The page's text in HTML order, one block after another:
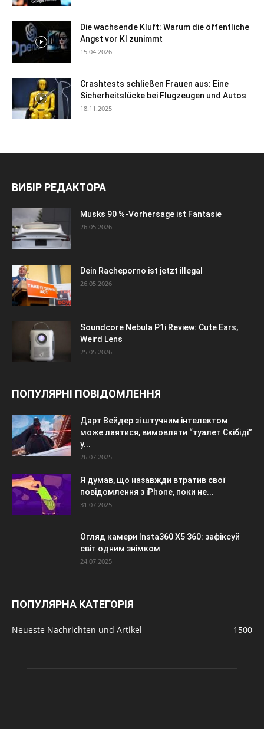
Die wachsende Kluft: Warum die öffentliche
Angst vor KI zunimmt
15.04.2026
Crashtests schließen Frauen aus: Eine
Sicherheitslücke bei Flugzeugen und Autos
18.11.2025
ВИБІР РЕДАКТОРА
Musks 90 %-Vorhersage ist Fantasie
26.05.2026
Dein Racheporno ist jetzt illegal
26.05.2026
Soundcore Nebula P1i Review: Cute Ears,
Weird Lens
25.05.2026
ПОПУЛЯРНІ ПОВІДОМЛЕННЯ
Дарт Вейдер зі штучним інтелектом
може лаятися, вимовляти “туалет Скібіді”
у...
26.07.2025
Я думав, що назавжди втратив свої
повідомлення з iPhone, поки не...
31.07.2025
Огляд камери Insta360 X5 360: зафіксуй
світ одним знімком
24.07.2025
ПОПУЛЯРНА КАТЕГОРІЯ
Neueste Nachrichten und Artikel 1500